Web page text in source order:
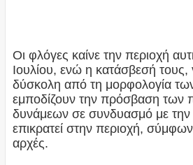
Οι φλόγες καίνε την περιοχή
Ιουλίου, ενώ η κατάσβεσή τους,
δύσκολη από τη μορφολογία
εμποδίζουν την πρόσβαση των
δυνάμεων σε συνδυασμό με την
επικρατεί στην περιοχή,
αρχές.